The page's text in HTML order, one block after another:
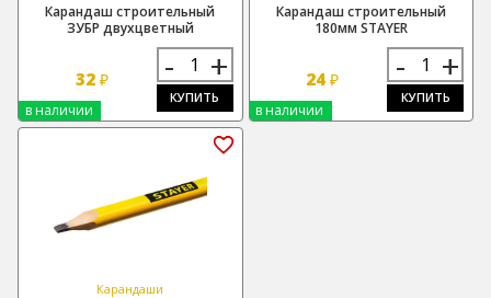
Карандаш строительный
ЗУБР двухцветный
32 ₽ - +
КУПИТЬ
в наличии
Карандаш строительный
180мм STAYER
24₽ - +
КУПИТЬ
в наличии
Карандаши